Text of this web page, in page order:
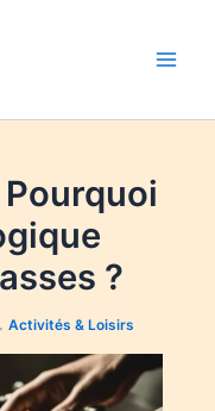
?
Activités & Loisirs